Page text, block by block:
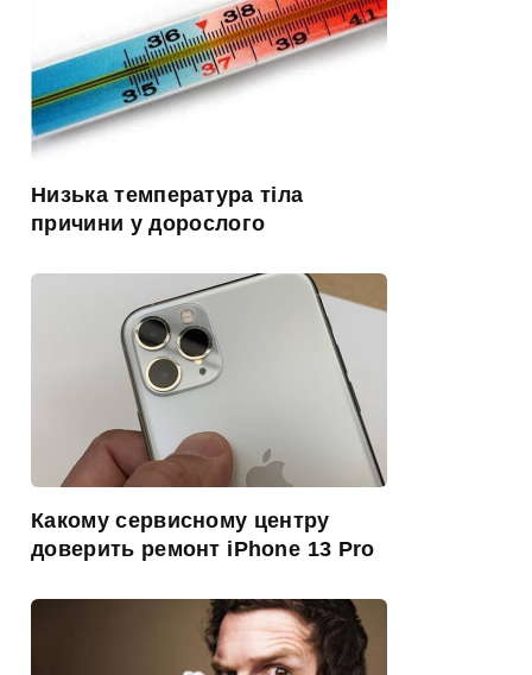
Низька температура тіла
причини у дорослого
Какому сервисному центру
доверить ремонт iPhone 13 Pro